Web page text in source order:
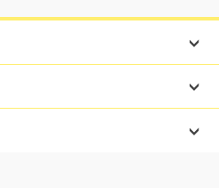
/g05_00336
ン軽作業◎ポリエチレンの製